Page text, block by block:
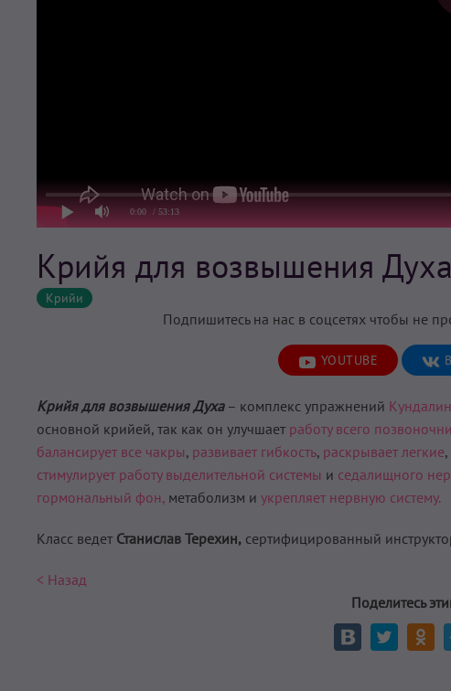
0:00 / 53:13
Крийя для возвышения Духа
Крийи
Подпишитесь на нас в соцсетях чтобы не
YOUTUBE
Крийя для возвышения Духа– комплекс упражнений
основной крийей, так как он улучшает работу всего
балансирует все чакры, развивает гибкость, раскрывает легкие,
стимулирует работу выделительной системы и седалищного
гормональный фон, метаболизм и укрепляет нервную систему.
Класс ведет Станислав Терехин, сертифицированный
< Назад
Поделитесь